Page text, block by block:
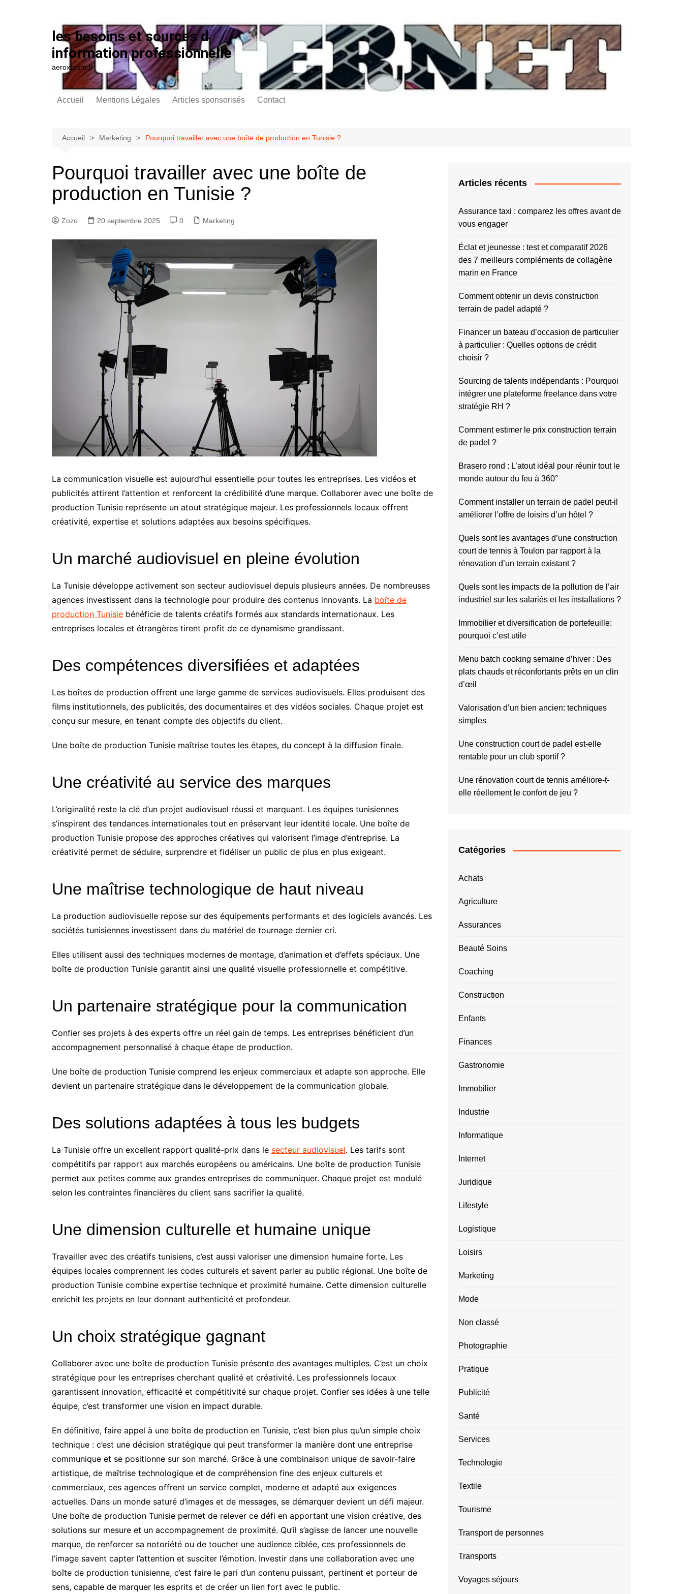
les besoins et sources d
information professionnelle
aeroxteam.fr
Accueil Mentions Légales Articles sponsorisés Contact
Accueil Marketing Pourquoi travailler avec une boîte de production en Tunisie ?
Pourquoi travailler avec une boîte de
production en Tunisie ?
Zozo 20 septembre 2025 0 Marketing
La communication visuelle est aujourd’hui essentielle pour toutes les entreprises. Les vidéos et
publicités attirent l’attention et renforcent la crédibilité d’une marque. Collaborer avec une boîte de
production Tunisie représente un atout stratégique majeur. Les professionnels locaux offrent
créativité, expertise et solutions adaptées aux besoins spécifiques.
Un marché audiovisuel en pleine évolution
La Tunisie développe activement son secteur audiovisuel depuis plusieurs années. De nombreuses
agences investissent dans la technologie pour produire des contenus innovants. La boîte de
production Tunisie bénéficie de talents créatifs formés aux standards internationaux. Les
entreprises locales et étrangères tirent profit de ce dynamisme grandissant.
Des compétences diversifiées et adaptées
Les boîtes de production offrent une large gamme de services audiovisuels. Elles produisent des
films institutionnels, des publicités, des documentaires et des vidéos sociales. Chaque projet est
conçu sur mesure, en tenant compte des objectifs du client.
Une boîte de production Tunisie maîtrise toutes les étapes, du concept à la diffusion finale.
Une créativité au service des marques
L’originalité reste la clé d’un projet audiovisuel réussi et marquant. Les équipes tunisiennes
s’inspirent des tendances internationales tout en préservant leur identité locale. Une boîte de
production Tunisie propose des approches créatives qui valorisent l’image d’entreprise. La
créativité permet de séduire, surprendre et fidéliser un public de plus en plus exigeant.
Une maîtrise technologique de haut niveau
La production audiovisuelle repose sur des équipements performants et des logiciels avancés. Les
sociétés tunisiennes investissent dans du matériel de tournage dernier cri.
Elles utilisent aussi des techniques modernes de montage, d’animation et d’effets spéciaux. Une
boîte de production Tunisie garantit ainsi une qualité visuelle professionnelle et compétitive.
Un partenaire stratégique pour la communication
Confier ses projets à des experts offre un réel gain de temps. Les entreprises bénéficient d’un
accompagnement personnalisé à chaque étape de production.
Une boîte de production Tunisie comprend les enjeux commerciaux et adapte son approche. Elle
devient un partenaire stratégique dans le développement de la communication globale.
Des solutions adaptées à tous les budgets
La Tunisie offre un excellent rapport qualité-prix dans le secteur audiovisuel. Les tarifs sont
compétitifs par rapport aux marchés européens ou américains. Une boîte de production Tunisie
permet aux petites comme aux grandes entreprises de communiquer. Chaque projet est modulé
selon les contraintes financières du client sans sacrifier la qualité.
Une dimension culturelle et humaine unique
Travailler avec des créatifs tunisiens, c’est aussi valoriser une dimension humaine forte. Les
équipes locales comprennent les codes culturels et savent parler au public régional. Une boîte de
production Tunisie combine expertise technique et proximité humaine. Cette dimension culturelle
enrichit les projets en leur donnant authenticité et profondeur.
Un choix stratégique gagnant
Collaborer avec une boîte de production Tunisie présente des avantages multiples. C’est un choix
stratégique pour les entreprises cherchant qualité et créativité. Les professionnels locaux
garantissent innovation, efficacité et compétitivité sur chaque projet. Confier ses idées à une telle
équipe, c’est transformer une vision en impact durable.
En définitive, faire appel à une boîte de production en Tunisie, c’est bien plus qu’un simple choix
technique : c’est une décision stratégique qui peut transformer la manière dont une entreprise
communique et se positionne sur son marché. Grâce à une combinaison unique de savoir-faire
artistique, de maîtrise technologique et de compréhension fine des enjeux culturels et
commerciaux, ces agences offrent un service complet, moderne et adapté aux exigences
actuelles. Dans un monde saturé d’images et de messages, se démarquer devient un défi majeur.
Une boîte de production Tunisie permet de relever ce défi en apportant une vision créative, des
solutions sur mesure et un accompagnement de proximité. Qu’il s’agisse de lancer une nouvelle
marque, de renforcer sa notoriété ou de toucher une audience ciblée, ces professionnels de
l’image savent capter l’attention et susciter l’émotion. Investir dans une collaboration avec une
boîte de production tunisienne, c’est faire le pari d’un contenu puissant, pertinent et porteur de
sens, capable de marquer les esprits et de créer un lien fort avec le public.
Articles récents
Assurance taxi : comparez les offres avant de
vous engager
Éclat et jeunesse : test et comparatif 2026
des 7 meilleurs compléments de collagène
marin en France
Comment obtenir un devis construction
terrain de padel adapté ?
Financer un bateau d’occasion de particulier
à particulier : Quelles options de crédit
choisir ?
Sourcing de talents indépendants : Pourquoi
intégrer une plateforme freelance dans votre
stratégie RH ?
Comment estimer le prix construction terrain
de padel ?
Brasero rond : L’atout idéal pour réunir tout le
monde autour du feu à 360°
Comment installer un terrain de padel peut-il
améliorer l’offre de loisirs d’un hôtel ?
Quels sont les avantages d’une construction
court de tennis à Toulon par rapport à la
rénovation d’un terrain existant ?
Quels sont les impacts de la pollution de l’air
industriel sur les salariés et les installations ?
Immobilier et diversification de portefeuille:
pourquoi c’est utile
Menu batch cooking semaine d’hiver : Des
plats chauds et réconfortants prêts en un clin
d’œil
Valorisation d’un bien ancien: techniques
simples
Une construction court de padel est-elle
rentable pour un club sportif ?
Une rénovation court de tennis améliore-t-
elle réellement le confort de jeu ?
Catégories
Achats
Agriculture
Assurances
Beauté Soins
Coaching
Construction
Enfants
Finances
Gastronomie
Immobilier
Industrie
Informatique
Internet
Juridique
Lifestyle
Logistique
Loisirs
Marketing
Mode
Non classé
Photographie
Pratique
Publicité
Santé
Services
Technologie
Textile
Tourisme
Transport de personnes
Transports
Voyages séjours